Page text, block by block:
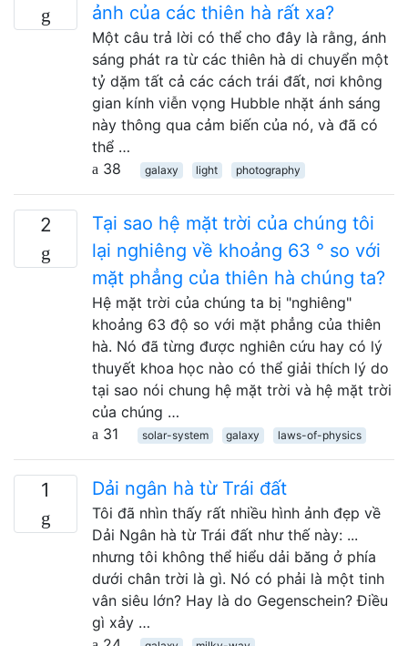
ảnh của các thiên hà rất xa?
Một câu trả lời có thể cho đây là rằng, ánh
sáng phát ra từ các thiên hà di chuyển một
tỷ dặm tất cả các cách trái đất, nơi không
gian kính viễn vọng Hubble nhặt ánh sáng
này thông qua cảm biến của nó, và đã có
thể …
38
galaxy light photography
2
Tại sao hệ mặt trời của chúng tôi
lại nghiêng về khoảng 63 ° so với
mặt phẳng của thiên hà chúng ta?
Hệ mặt trời của chúng ta bị "nghiêng"
khoảng 63 độ so với mặt phẳng của thiên
hà. Nó đã từng được nghiên cứu hay có lý
thuyết khoa học nào có thể giải thích lý do
tại sao nói chung hệ mặt trời và hệ mặt trời
của chúng …
31
solar-system galaxy laws-of-physics
1 Dải ngân hà từ Trái đất
Tôi đã nhìn thấy rất nhiều hình ảnh đẹp về
Dải Ngân hà từ Trái đất như thế này: ...
nhưng tôi không thể hiểu dải băng ở phía
dưới chân trời là gì. Nó có phải là một tinh
vân siêu lớn? Hay là do Gegenschein? Điều
gì xảy …